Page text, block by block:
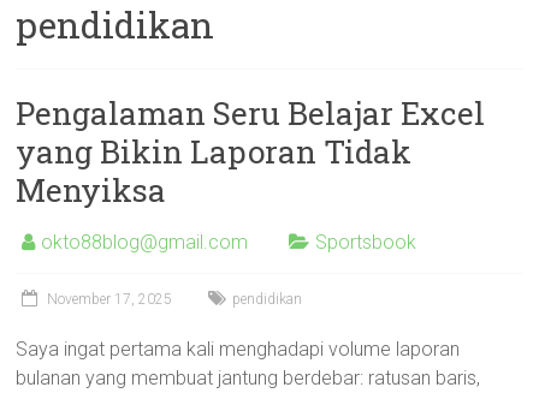
pendidikan
Pengalaman Seru Belajar Excel
yang Bikin Laporan Tidak
Menyiksa
okto88blog@gmail.com Sportsbook
November 17, 2025 pendidikan
Saya ingat pertama kali menghadapi volume laporan
bulanan yang membuat jantung berdebar: ratusan baris,